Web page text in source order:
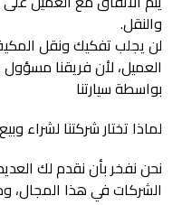
والنقل.
لن يجلب تفكيك ونقل
العميل، لأن فريقنا
بواسطة سيارتنا
لماذا تختار شركتنا لشراء
نحن نفخر بأن نقدم لك
الشركات في هذا المجال،